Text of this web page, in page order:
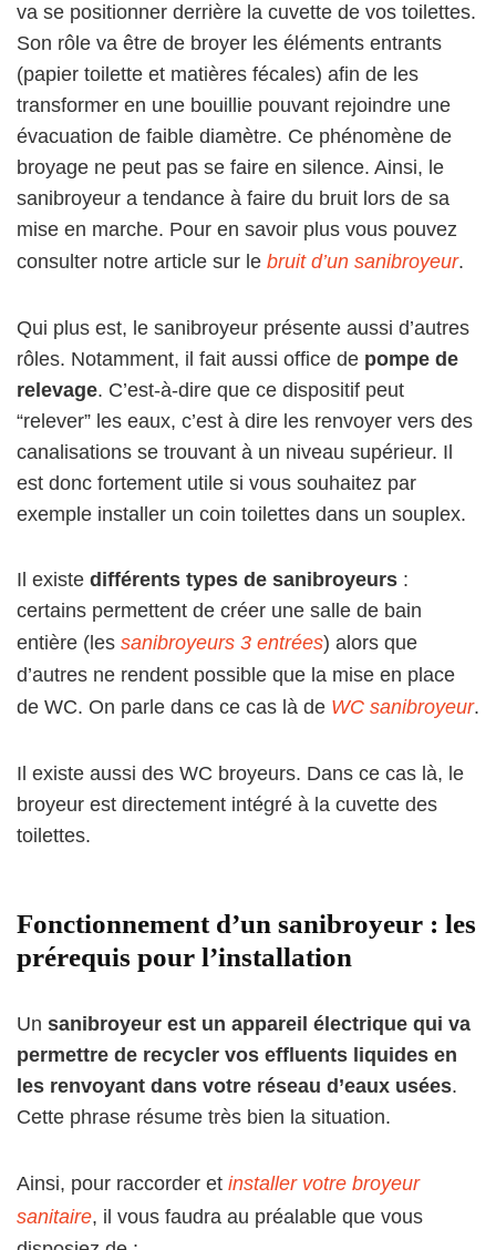
va se positionner derrière la cuvette de vos toilettes.
Son rôle va être de broyer les éléments entrants
(papier toilette et matières fécales) afin de les
transformer en une bouillie pouvant rejoindre une
évacuation de faible diamètre. Ce phénomène de
broyage ne peut pas se faire en silence. Ainsi, le
sanibroyeur a tendance à faire du bruit lors de sa
mise en marche. Pour en savoir plus vous pouvez
consulter notre article sur le bruit d’un sanibroyeur.
Qui plus est, le sanibroyeur présente aussi d’autres
rôles. Notamment, il fait aussi office de pompe de
relevage. C’est-à-dire que ce dispositif peut
“relever” les eaux, c’est à dire les renvoyer vers des
canalisations se trouvant à un niveau supérieur. Il
est donc fortement utile si vous souhaitez par
exemple installer un coin toilettes dans un souplex.
Il existe différents types de sanibroyeurs :
certains permettent de créer une salle de bain
entière (les sanibroyeurs 3 entrées) alors que
d’autres ne rendent possible que la mise en place
de WC. On parle dans ce cas là de WC sanibroyeur.
Il existe aussi des WC broyeurs. Dans ce cas là, le
broyeur est directement intégré à la cuvette des
toilettes.
Fonctionnement d’un sanibroyeur : les
prérequis pour l’installation
Un sanibroyeur est un appareil électrique qui va
permettre de recycler vos effluents liquides en
les renvoyant dans votre réseau d’eaux usées.
Cette phrase résume très bien la situation.
Ainsi, pour raccorder et installer votre broyeur
sanitaire, il vous faudra au préalable que vous